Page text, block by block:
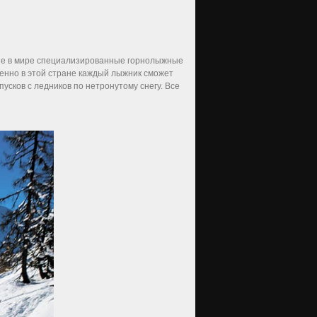
в мире специализированные горнолыжные
в этой стране каждый лыжник сможет
с ледников по нетронутому снегу. Все